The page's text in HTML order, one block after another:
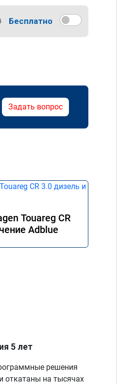
Бесплатно
Задать вопрос
Touareg CR
Adblue
5 лет
решения
откатаны на тысячах